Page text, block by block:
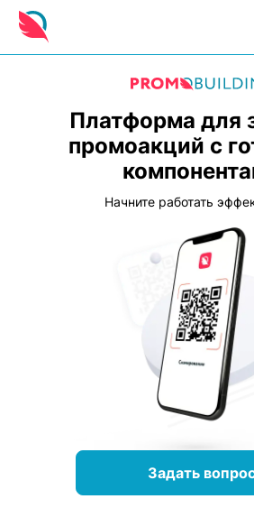
Платформа для
промоакций с
Начните работать
Задать